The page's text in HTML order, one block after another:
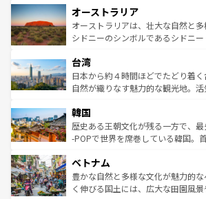
部のニューオーリンズでは、音楽と
文化が魅力。旅行者はアメリカの各
しみながら、その多様性と豊かな
ならではの贅沢な旅のスタイルだ。 なお、新着のアメリカ
情報はコンテンツ一覧を参照してほ
ワイ島は見逃せない。また、定番の
島だが、静かな自然を求めるならマ
おすすめ。エメラルドグリーンに
れるおもてなしの心で訪れる人々を
人々、おいしいローカルフードや
ク、伝統的なフラダンスなど、す
ワイを、存分に味わってほしい。 なお、新着のハワイ情報
はコンテンツ一覧を参照してほしい
オーストラリア
オーストラリアは、壮大な自然と多
シドニーのシンボルであるシドニ
リアリーフや大陸中央部にそびえる
ク）、タスマニアの美しい原生林
ど、見どころがたくさん。また、
いる。アクティビティも充実してお
ビング、ハイキングなど、アウト
い。オーストラリアの多彩な魅力
参照してほしい。
台湾
日本から約４時間ほどでたどり着
自然が織りなす魅力的な観光地。
ン）、静ひつな山岳地帯である台湾
と山間の静けさが共存しており、
驚きをもたらしてくれる。また、
容にもいいと評判のスイーツなど、
が味わえる。 なお、新着の台湾情
照してほしい。
韓国
歴史ある王朝文化が残る一方で、
-POPで世界を席巻している韓国。
き、地方に足を延ばせば四季折々の
できる。そして、キムチや焼肉、
まで、さまざまな韓国料理が待っ
ベトナム
豊かな自然と多様な文化が魅力的
く伸びる国土には、広大な田園風